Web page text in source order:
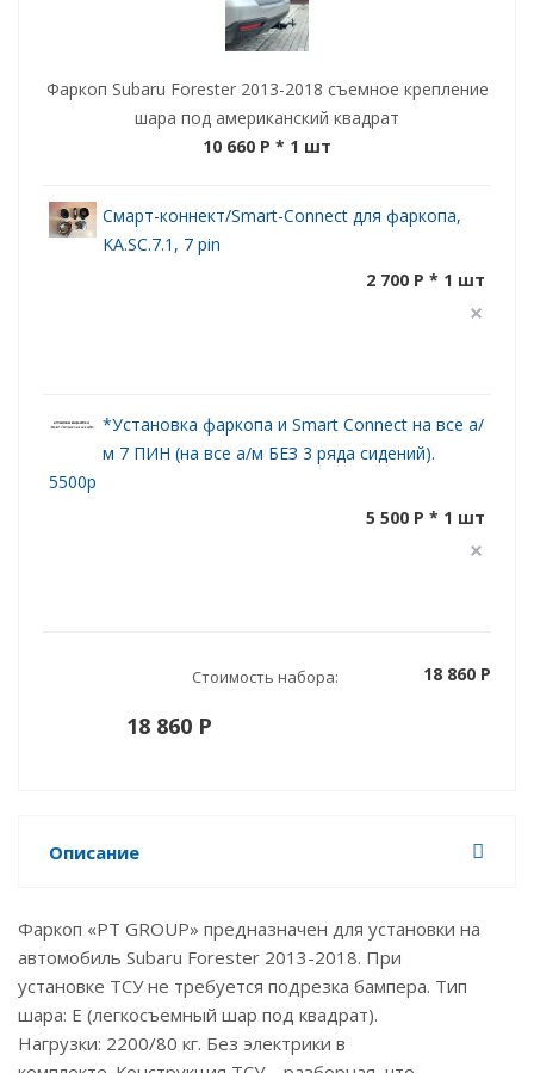
Фаркоп Subaru Forester 2013-2018 съемное крепление
шара под американский квадрат
10 660 P * 1 шт
Смарт-коннект/Smart-Connect для фаркопа,
KA.SC.7.1, 7 pin
2 700 P * 1 шт
*Установка фаркопа и Smart Connect на все а/
м 7 ПИН (на все а/м БЕЗ 3 ряда сидений).
5500р
5 500 P * 1 шт
Стоимость набора: 18 860 P
18 860 P
Описание
Фаркоп «PT GROUP» предназначен для установки на
автомобиль Subaru Forester 2013-2018. При
установке ТСУ не требуется подрезка бампера. Тип
шара: E (легкосъемный шар под квадрат).
Нагрузки: 2200/80 кг. Без электрики в